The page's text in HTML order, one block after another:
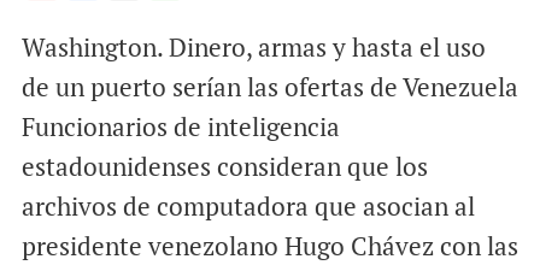
a
i
c
e
o
o
k
a
t
A
p
p
Washington. Dinero, armas y hasta el uso
de un puerto serían las ofertas de Venezuela
Funcionarios de inteligencia
estadounidenses consideran que los
archivos de computadora que asocian al
presidente venezolano Hugo Chávez con las